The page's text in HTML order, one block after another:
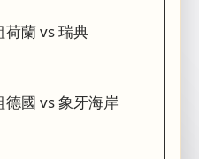
荷蘭 vs 瑞典
德國 vs 象牙海岸